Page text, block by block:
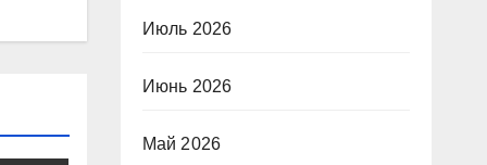
Июль 2026
Июнь 2026
Май 2026